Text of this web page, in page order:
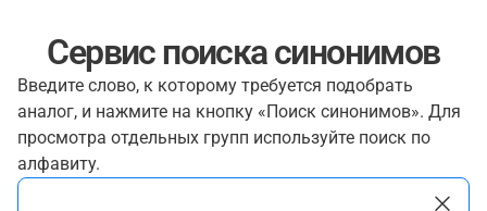
Сервис поиска синонимов
Введите слово, к которому требуется подобрать
аналог, и нажмите на кнопку «Поиск синонимов». Для
просмотра отдельных групп используйте поиск по
алфавиту.